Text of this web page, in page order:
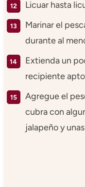
Licuar hasta
Marinar el
durante al
Extienda un
recipiente
Agregue el
cubra con
jalapeño y